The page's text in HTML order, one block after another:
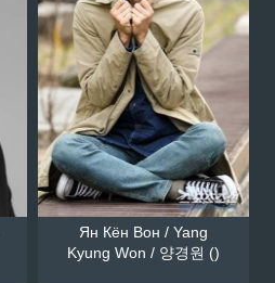
Ян Кён Вон / Yang
Kyung Won / 양경원 ()